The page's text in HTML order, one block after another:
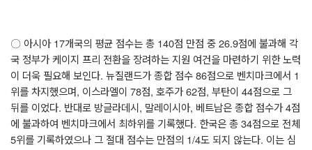
〇 아시아17개국의 평균 점수는 총 140점 만점 중26.9점에 불과해 각
국 정부가 케이지 프리 전환을 장려하는 지원 여건을 마련하기 위한 노력
이 더욱 필요해 보인다. 뉴질랜드가 종합 점수86점으로 벤치마크에서 1
위를 차지했으며, 이스라엘이 78점, 호주가62점, 부탄이 44점으로 그
뒤를 이었다. 반대로 방글라데시, 말레이시아, 베트남은 종합 점수가4점
에 불과하여 벤치마크에서 최하위를 기록했다. 한국은 총34점으로 전체
5위를 기록하였으나 그 절대 점수는 만점의 1/4도 되지 않는다. 이는 심